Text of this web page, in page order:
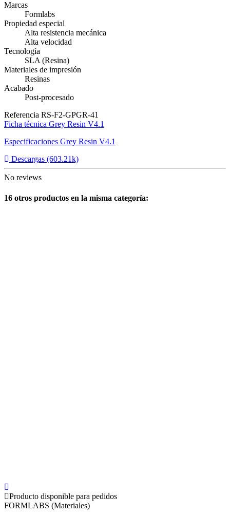
Marcas
Formlabs
Propiedad especial
Alta resistencia mecánica
Alta velocidad
Tecnología
SLA (Resina)
Materiales de impresión
Resinas
Acabado
Post-procesado
Referencia RS-F2-GPGR-41
Ficha técnica Grey Resin V4.1
Especificaciones Grey Resin V4.1
Descargas (603.21k)
No reviews
16 otros productos en la misma categoría:
Producto disponible para pedidos
FORMLABS (Materiales)